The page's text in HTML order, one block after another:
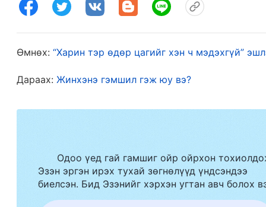
эрж хайдаггүй, ялган таних чадвар дутмаг,
зууралддаг, мөн хөдөлмөрлөж, өөрсдийгөө
угтаж чадна гэж итгэдэг хүмүүс бол мунхаг
Харагтун, Би үүдэнд зогсоод тогшиж
хаалгаа нээвэл, Би түүн дотор орж, түүнтэй
гэж бичсэн байдаг. Эцсийн цаг үед Эзэн
харуулдаг. Өнөө үед гамшгийн цар хүрээ
магадлалтай. Тэгвэл энэ шийдвэрлэх чухал
Өмнөх: “Харин тэр өдөр цагийг хэн ч мэдэхгүй”
Дараах: Жинхэнэ гэмшил гэж юу вэ?
Одоо үед гай гамшиг ойр ойрхон
Эзэн эргэн ирэх тухай зөгнөлүүд үндсэндээ
биелсэн. Бид Эзэнийг хэрхэн угтан авч болох